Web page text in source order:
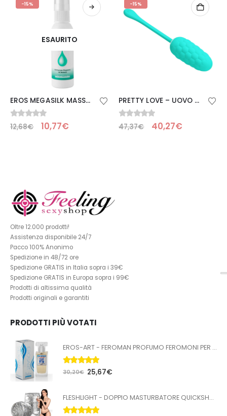
-15%
ESAURITO
EROS MEGASILK MASSAGGIO SPRAY 50 ML
0Su 5
12,68€ 10,77€
-15%
PRETTY LOVE – UOVO VIBRANTE CON TEXTURE MARINA RICARICABILE VERDE ACQUA
0 Su 5
47,37€ 40,27€
Oltre 12.000 prodotti!
Assistenza disponibile 24/7
Pacco 100% Anonimo
Spedizione in 48/72 ore
Spedizione GRATIS in Italia sopra i 39€
Spedizione GRATIS in Europa sopra i 99€
Prodotti di altissima qualità
Prodotti originali e garantiti
PRODOTTI PIÙ VOTATI
EROS-ART - FEROMAN PROFUMO FEROMONI PER UOMO 50 ML
5.00Su 5
30,20€ 25,67€
FLESHLIGHT - DOPPIO MASTURBATORE QUICKSHOT STOYA